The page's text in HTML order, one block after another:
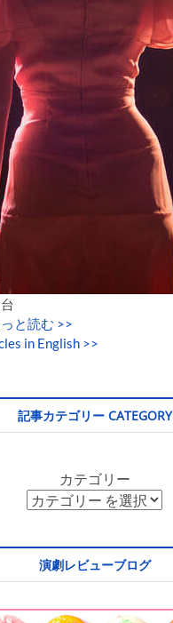
と読む >>
in English >>
記事カテゴリー CATEGORY
カテゴリー
演劇レビューブログ